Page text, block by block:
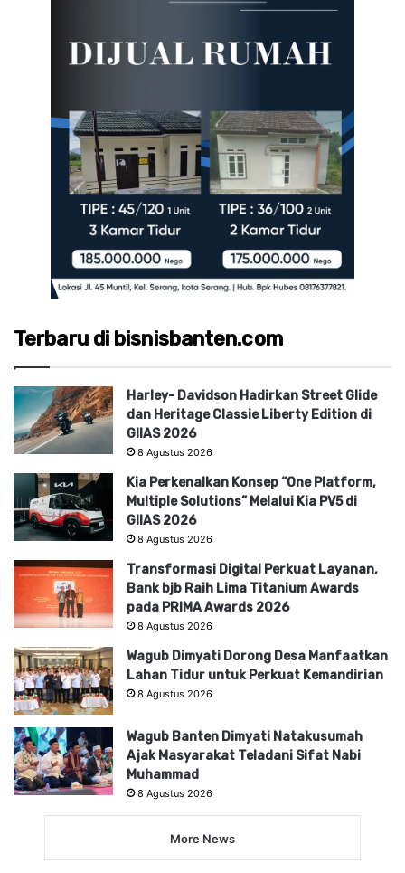
Terbaru di bisnisbanten.com
Harley- Davidson Hadirkan Street Glide
dan Heritage Classie Liberty Edition di
GIIAS 2026
8 Agustus 2026
Kia Perkenalkan Konsep “One Platform,
Multiple Solutions” Melalui Kia PV5 di
GIIAS 2026
8 Agustus 2026
Transformasi Digital Perkuat Layanan,
Bank bjb Raih Lima Titanium Awards
pada PRIMA Awards 2026
8 Agustus 2026
Wagub Dimyati Dorong Desa Manfaatkan
Lahan Tidur untuk Perkuat Kemandirian
8 Agustus 2026
Wagub Banten Dimyati Natakusumah
Ajak Masyarakat Teladani Sifat Nabi
Muhammad
8 Agustus 2026
More News